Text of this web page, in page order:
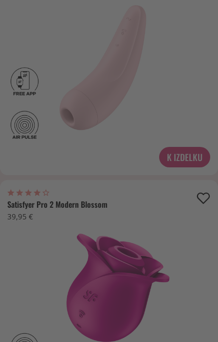
K IZDELKU
Satisfyer Pro 2 Modern Blossom
39,95 €